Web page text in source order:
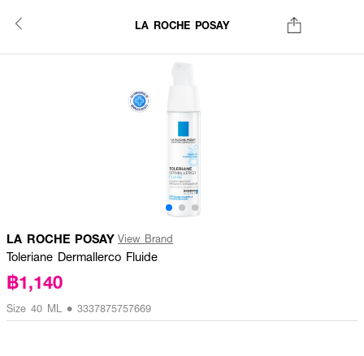
LA ROCHE POSAY
LA ROCHE POSAY View Brand
Toleriane Dermallerco Fluide
฿1,140
Size 40 ML • 3337875757669